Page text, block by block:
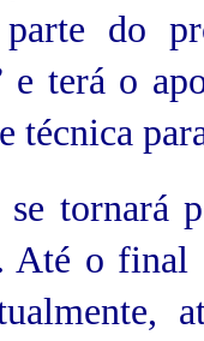
do
e terá o
técnica
tornará
Até o final